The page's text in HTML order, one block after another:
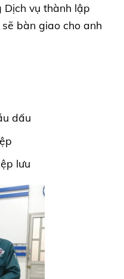
Dịch vụ thành lập
bàn giao cho anh
dấu
lưu